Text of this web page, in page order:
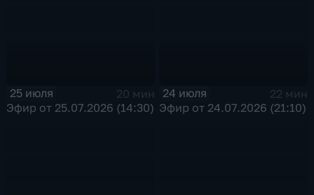
25 июля
20 мин
Эфир от 25.07.2026 (14:30)
24 июля
22 мин
Эфир от 24.07.2026 (21:10)